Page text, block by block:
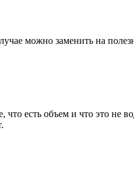
можно заменить на
есть объем и что это не